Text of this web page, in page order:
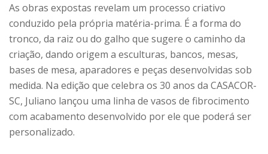
As obras expostas revelam um processo criativo
conduzido pela própria matéria-prima. É a forma do
tronco, da raiz ou do galho que sugere o caminho da
criação, dando origem a esculturas, bancos, mesas,
bases de mesa, aparadores e peças desenvolvidas sob
medida. Na edição que celebra os 30 anos da CASACOR-
SC, Juliano lançou uma linha de vasos de fibrocimento
com acabamento desenvolvido por ele que poderá ser
personalizado.